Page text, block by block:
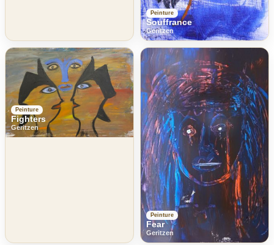
Peinture
Souffrance
Geritzen
Peinture
Fighters
Geritzen
Peinture
Fear
Geritzen